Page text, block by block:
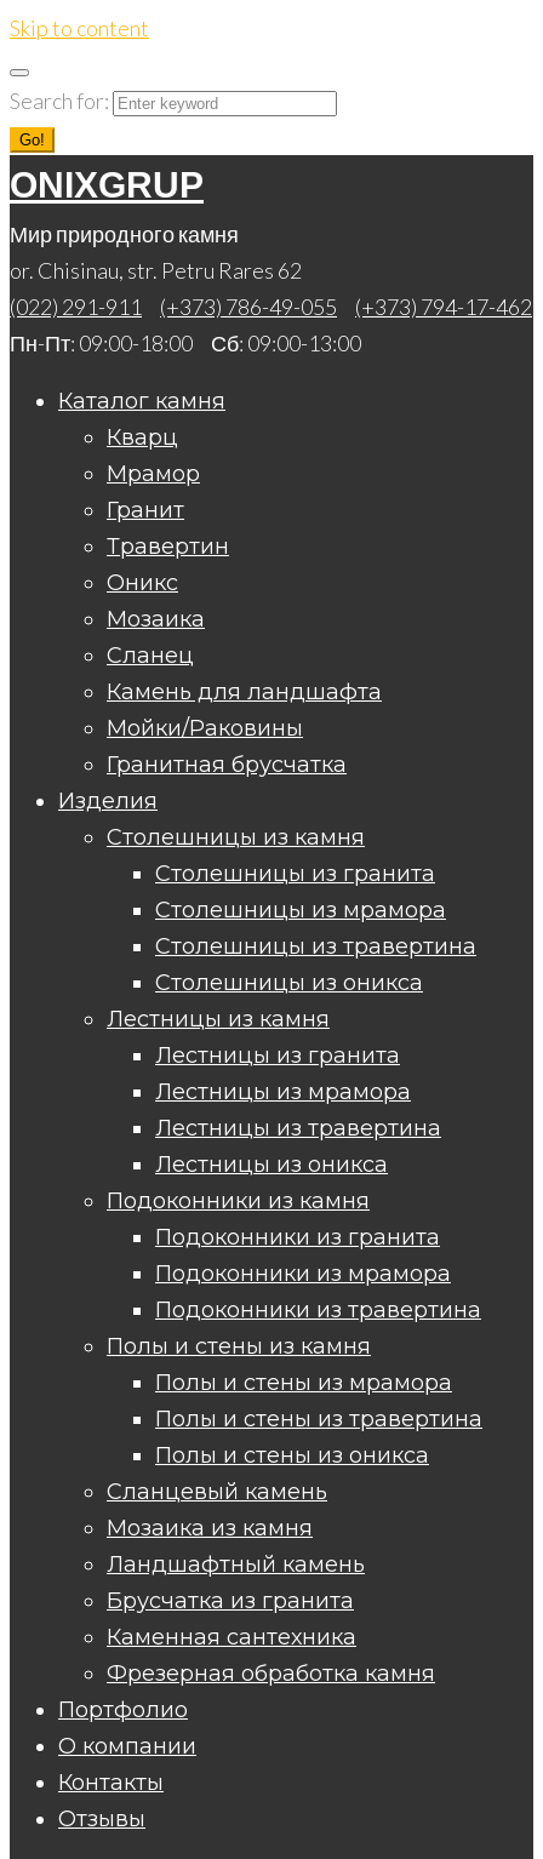
Skip to content
Search for:
Go!
ONIXGRUP
Мир природного камня
or. Chisinau, str. Petru Rares 62
(022) 291-911
(+373) 786-49-055
(+373) 794-17-462
Пн-Пт: 09:00-18:00 Сб: 09:00-13:00
Каталог камня
Кварц
Мрамор
Гранит
Травертин
Оникс
Мозаика
Сланец
Камень для ландшафта
Мойки/Раковины
Гранитная брусчатка
Изделия
Столешницы из камня
Столешницы из гранита
Столешницы из мрамора
Столешницы из травертина
Столешницы из оникса
Лестницы из камня
Лестницы из гранита
Лестницы из мрамора
Лестницы из травертина
Лестницы из оникса
Подоконники из камня
Подоконники из гранита
Подоконники из мрамора
Подоконники из травертина
Полы и стены из камня
Полы и стены из мрамора
Полы и стены из травертина
Полы и стены из оникса
Сланцевый камень
Мозаика из камня
Ландшафтный камень
Брусчатка из гранита
Каменная сантехника
Фрезерная обработка камня
Портфолио
О компании
Контакты
Отзывы